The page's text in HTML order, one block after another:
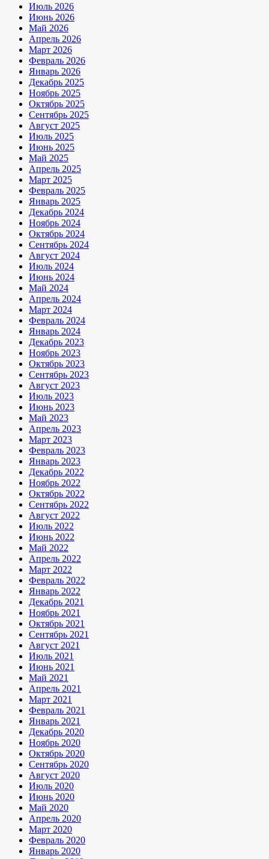
Июль 2026
Июнь 2026
Май 2026
Апрель 2026
Март 2026
Февраль 2026
Январь 2026
Декабрь 2025
Ноябрь 2025
Октябрь 2025
Сентябрь 2025
Август 2025
Июль 2025
Июнь 2025
Май 2025
Апрель 2025
Март 2025
Февраль 2025
Январь 2025
Декабрь 2024
Ноябрь 2024
Октябрь 2024
Сентябрь 2024
Август 2024
Июль 2024
Июнь 2024
Май 2024
Апрель 2024
Март 2024
Февраль 2024
Январь 2024
Декабрь 2023
Ноябрь 2023
Октябрь 2023
Сентябрь 2023
Август 2023
Июль 2023
Июнь 2023
Май 2023
Апрель 2023
Март 2023
Февраль 2023
Январь 2023
Декабрь 2022
Ноябрь 2022
Октябрь 2022
Сентябрь 2022
Август 2022
Июль 2022
Июнь 2022
Май 2022
Апрель 2022
Март 2022
Февраль 2022
Январь 2022
Декабрь 2021
Ноябрь 2021
Октябрь 2021
Сентябрь 2021
Август 2021
Июль 2021
Июнь 2021
Май 2021
Апрель 2021
Март 2021
Февраль 2021
Январь 2021
Декабрь 2020
Ноябрь 2020
Октябрь 2020
Сентябрь 2020
Август 2020
Июль 2020
Июнь 2020
Май 2020
Апрель 2020
Март 2020
Февраль 2020
Январь 2020